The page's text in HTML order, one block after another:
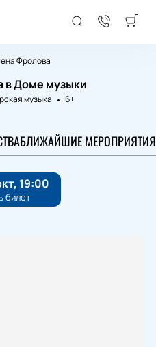
Фролова
в Доме музыки
музыка
6+
БЛИЖАЙШИЕ МЕРОПРИЯТИЯ